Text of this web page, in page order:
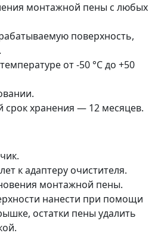
монтажной пены с любых
поверхность,
от -50 °С до +50
срок хранения — 12 месяцев.
к адаптеру очистителя.
монтажной пены.
нанести при помощи
остатки пены удалить